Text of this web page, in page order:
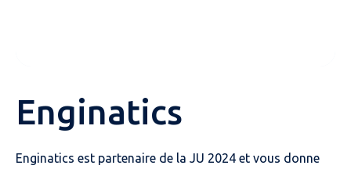
Enginatics
Enginatics est partenaire de la JU 2024 et vous donne